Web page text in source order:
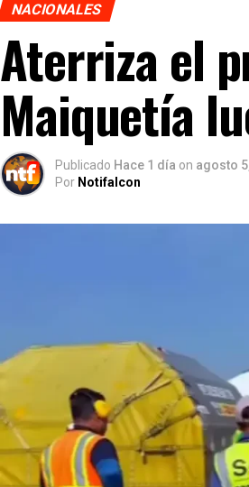
NACIONALES
Aterriza el
Maiquetía
Publicado Hace 1 día on agosto
Por Notifalcon